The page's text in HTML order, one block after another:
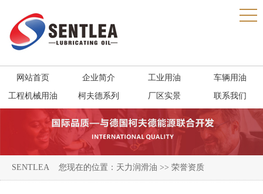
网站首页 企业简介 工业用油 车辆用油
工程机械用油 柯夫德系列 厂区实景 联系我们
SENTLEA 您现在的位置： 天力润滑油 >> 荣誉资质